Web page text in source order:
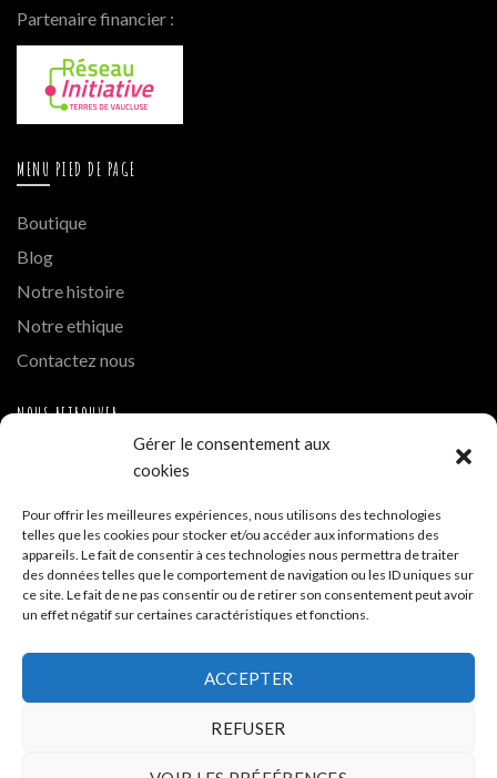
Gérer le consentement aux
cookies
Pour offrir les meilleures expériences, nous utilisons des technologies
telles que les cookies pour stocker et/ou accéder aux informations des
appareils. Le fait de consentir à ces technologies nous permettra de traiter
des données telles que le comportement de navigation ou les ID uniques sur
ce site. Le fait de ne pas consentir ou de retirer son consentement peut avoir
un effet négatif sur certaines caractéristiques et fonctions.
ACCEPTER
REFUSER
Partenaire financier :
MENU PIED DE PAGE
Boutique
Blog
Notre histoire
Notre ethique
Contactez nous
NOUS RETROUVER
A PROPOS DE LA BOUTIQUE
Hue Cocotte - Boutique de vente en ligne
Siège - 35 allée de la Tramontane ZA La Cigalière 84250
Le Thor